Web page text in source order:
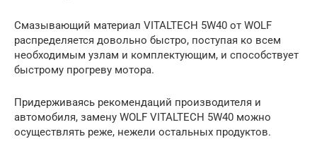
Смазывающий материал VITALTECH 5W40 от WOLF
распределяется довольно быстро, поступая ко всем
необходимым узлам и комплектующим, и способствует
быстрому прогреву мотора.
Придерживаясь рекомендаций производителя и
автомобиля, замену WOLF VITALTECH 5W40 можно
осуществлять реже, нежели остальных продуктов.